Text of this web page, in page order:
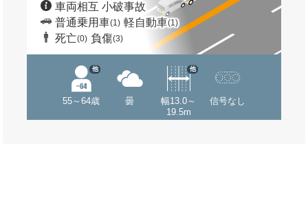
車両相互 小破事故
普通乗用車(1) 軽自動車(1)
死亡(0) 負傷(3)
55～64歳
他
曇
幅13.0～
19.5m
他
信号なし